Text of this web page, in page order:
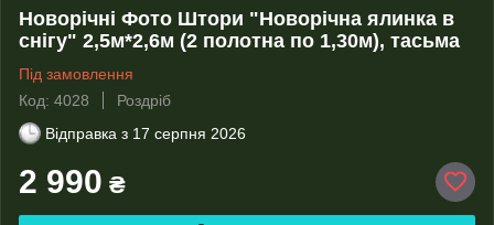
Новорічні Фото Штори "Новорічна ялинка в
снігу" 2,5м*2,6м (2 полотна по 1,30м), тасьма
Під замовлення
Код: 4028
Роздріб
Відправка з 17 серпня 2026
2 990 ₴